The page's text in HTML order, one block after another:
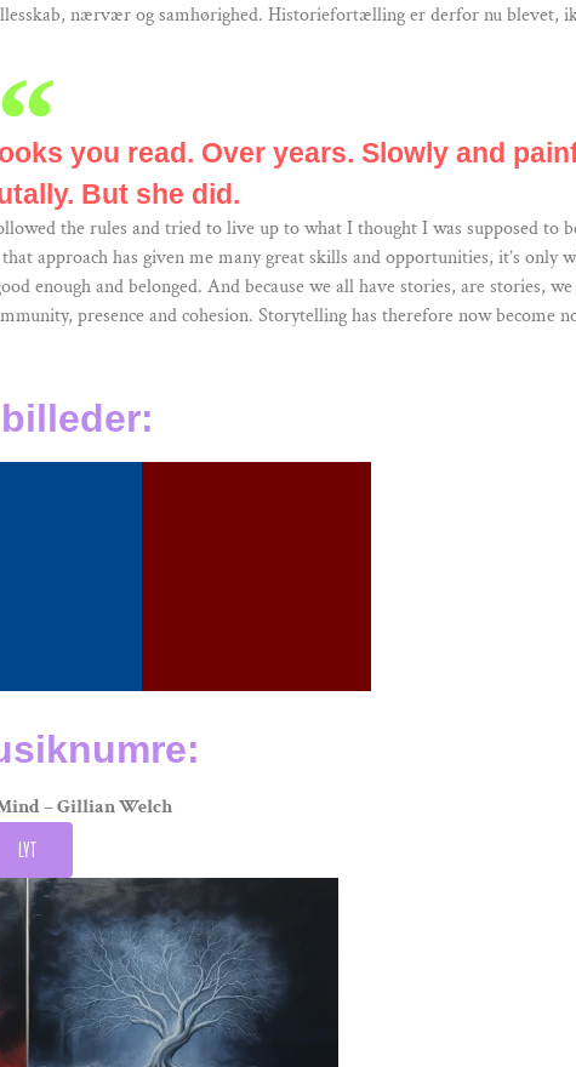
nærvær og samhørighed. Historiefortælling er derfor nu blevet,
you read. Over years. Slowly and
But she did.
the rules and tried to live up to what I thought I was supposed to
approach has given me many great skills and opportunities, it’s only
and belonged. And because we all have stories, are stories, we
presence and cohesion. Storytelling has therefore now become
– Gillian Welch
LYT